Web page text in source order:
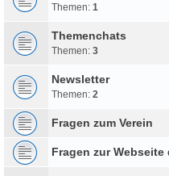
Themen: 1
Themenchats
Themen: 3
Newsletter
Themen: 2
Fragen zum Verein
Fragen zur